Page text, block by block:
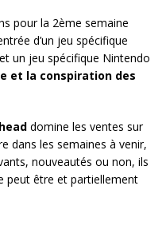
pour la 2ème semaine
d’un jeu spécifique
un jeu spécifique Nintendo
et la conspiration des
domine les ventes sur
dans les semaines à venir,
nouveautés ou non, ils
peut être et partiellement